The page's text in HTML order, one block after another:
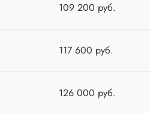
109 200 руб.
117 600 руб.
126 000 руб.